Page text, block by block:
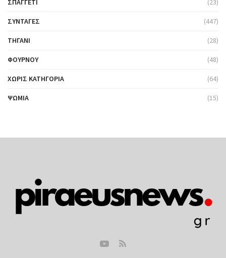
ΣΠΑΓΓΈΤΙ (23)
ΣΥΝΤΑΓΈΣ (447)
ΤΗΓΆΝΙ (28)
ΦΟΎΡΝΟΥ (48)
ΧΩΡΊΣ ΚΑΤΗΓΟΡΊΑ (64)
ΨΩΜΙΆ (15)